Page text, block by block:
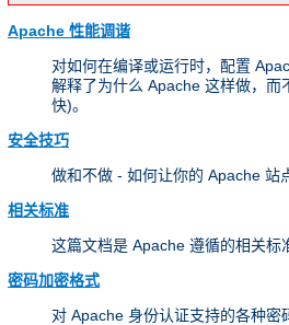
Apache 性能调谐
对如何在编译或运行时，配置
解释了为什么 Apache 这样做，而
快)。
安全技巧
做和不做 - 如何让你的 Apache 站
相关标准
这篇文档是 Apache 遵循的相关标
密码加密格式
对 Apache 身份认证支持的各种密